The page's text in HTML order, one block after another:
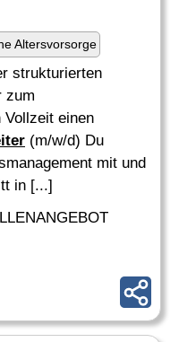
Altersvorsorge
strukturierten
zum
Vollzeit einen
(m/w/d) Du
mit und
in [...]